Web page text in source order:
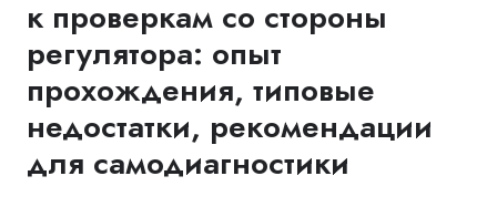
к проверкам со стороны
регулятора: опыт
прохождения, типовые
недостатки, рекомендации
для самодиагностики